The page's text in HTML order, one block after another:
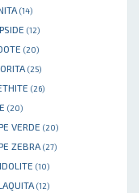
(14)
(12)
(20)
(25)
(26)
(20)
VERDE (20)
ZEBRA (27)
(10)
(12)